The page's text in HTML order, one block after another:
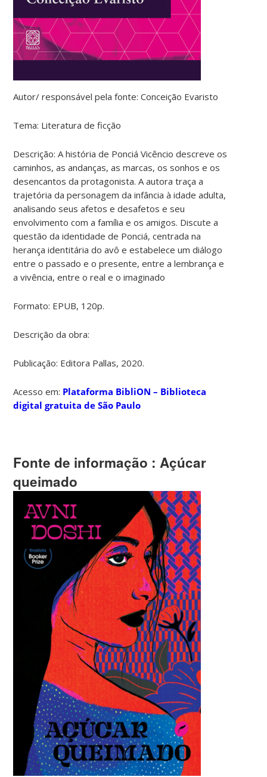
Autor/ responsável pela fonte: Conceição Evaristo
Tema: Literatura de ficção
Descrição: A história de Ponciá Vicêncio descreve os
caminhos, as andanças, as marcas, os sonhos e os
desencantos da protagonista. A autora traça a
trajetória da personagem da infância à idade adulta,
analisando seus afetos e desafetos e seu
envolvimento com a família e os amigos. Discute a
questão da identidade de Ponciá, centrada na
herança identitária do avô e estabelece um diálogo
entre o passado e o presente, entre a lembrança e
a vivência, entre o real e o imaginado
Formato: EPUB, 120p.
Descrição da obra:
Publicação: Editora Pallas, 2020.
Acesso em: Plataforma BibliON – Biblioteca
digital gratuita de São Paulo
Fonte de informação : Açúcar
queimado